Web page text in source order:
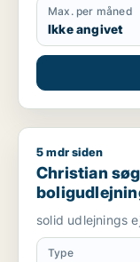
Max. per måned
Ikke angivet
Christian søger
5 mdr siden
Christian
Roskilde
solid udlejnings
Type